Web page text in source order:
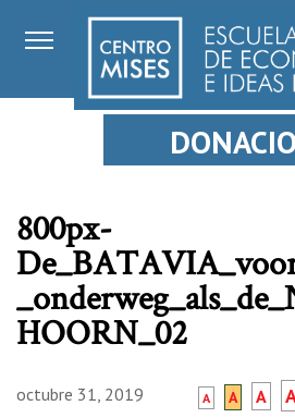
800px-
HOORN_02
octubre 31, 2019 A A A